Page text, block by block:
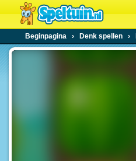
Beginpagina › Denk spellen ›